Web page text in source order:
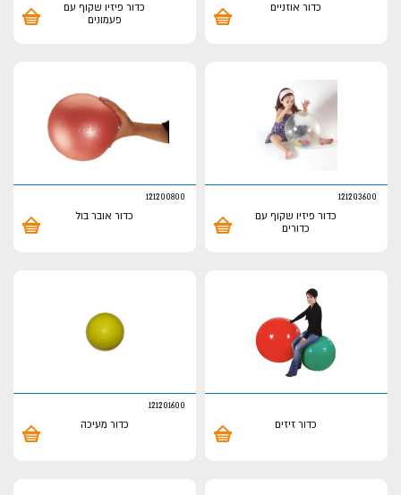
כדור אוזניים
כדור פיזיו שקוף עם
פעמונים
121203600
כדור פיזיו שקוף עם
כדורים
121200800
כדור אובר בול
כדור זיזים
121201600
כדור מעיכה